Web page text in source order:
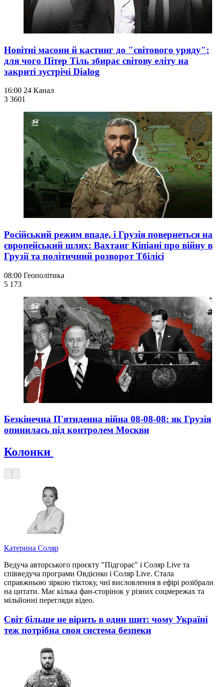
Новітні масони й кастинг до "світового уряду":
для чого Пітер Тіль збирає світову еліту на
закриті зустрічі Dialog
16:00 24 Канал
3 3601
Російський режим впаде, і Грузія повернеться на
європейський шлях: Вахтанг Кіпіані про війну в
Грузії та політичний розворот Тбілісі
08:00 Геополітика
5 173
Безкінечна П'ятиденна війна 08-08-08: як Грузія
опинилась під контролем Москви
Колонки
Катерина Соляр
Ведуча авторського проєкту "Підгорає" і Соляр Live та
співведуча програми Овдієнко і Соляр Live. Стала
справжньою зіркою тіктоку, чиї висловлення в ефірі розібрали
на цитати. Має кілька фан-сторінок у різних соцмережах та
мільйонні перегляди відео.
Світ більше не вірить в один щит: чому Україні
теж потрібна своя система безпеки